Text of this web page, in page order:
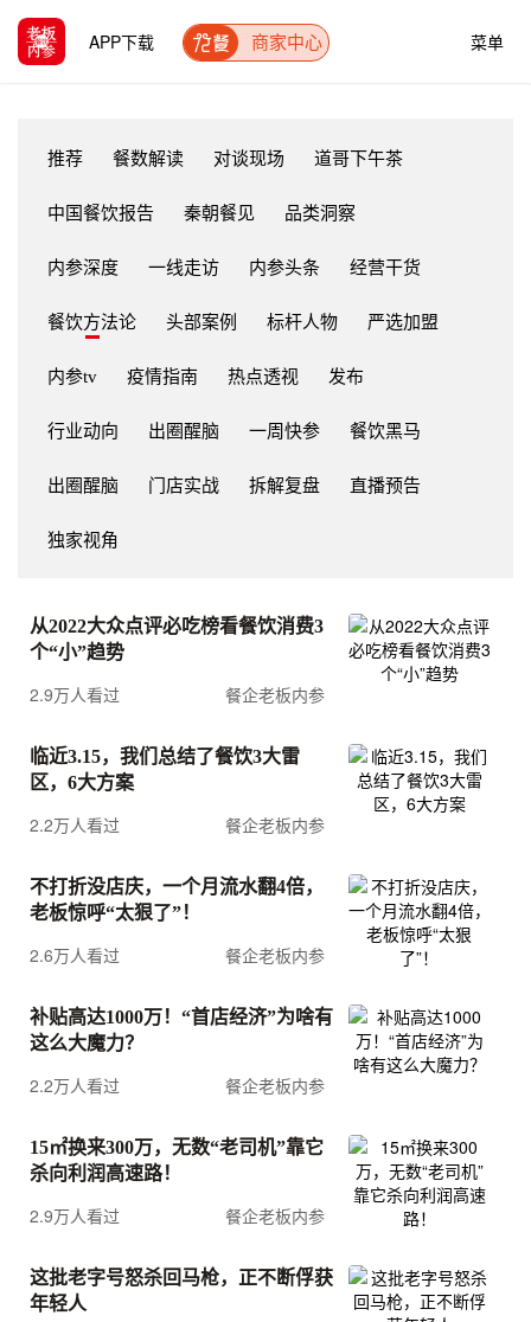
菜单
APP下载 商家中心
推荐 餐数解读 对谈现场 道哥下午茶
中国餐饮报告 秦朝餐见 品类洞察
内参深度 一线走访 内参头条 经营干货
餐饮方法论 头部案例 标杆人物 严选加盟
内参tv 疫情指南 热点透视 发布
行业动向 出圈醒脑 一周快参 餐饮黑马
出圈醒脑 门店实战 拆解复盘 直播预告
独家视角
从2022大众点评必吃榜看餐饮消费3
个“小”趋势
2.9万人看过 餐企老板内参
临近3.15，我们总结了餐饮3大雷
区，6大方案
2.2万人看过 餐企老板内参
不打折没店庆，一个月流水翻4倍，
老板惊呼“太狠了”！
2.6万人看过 餐企老板内参
补贴高达1000万！“首店经济”为啥有
这么大魔力？
2.2万人看过 餐企老板内参
15㎡换来300万，无数“老司机”靠它
杀向利润高速路！
2.9万人看过 餐企老板内参
这批老字号怒杀回马枪，正不断俘获
年轻人